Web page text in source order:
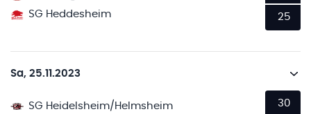
SG Heddesheim
25
Sa, 25.11.2023
SG Heidelsheim/Helmsheim
30